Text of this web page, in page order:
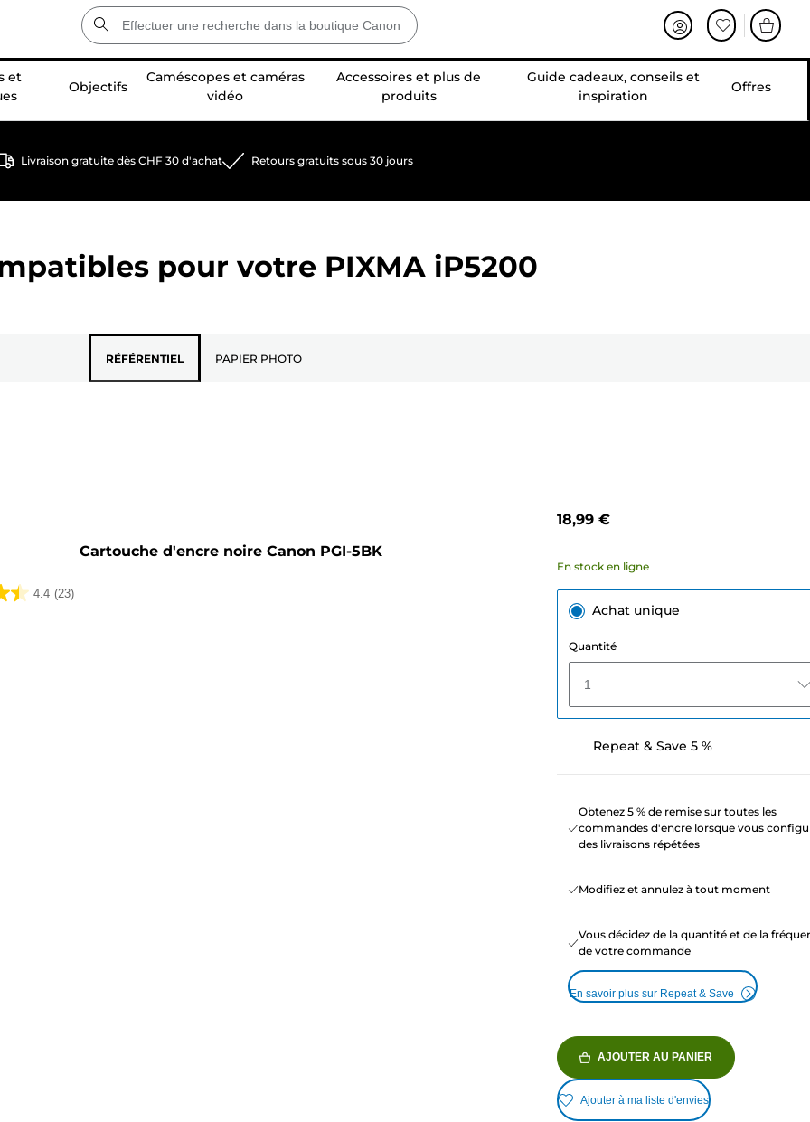
et
Objectifs
Caméscopes et caméras
vidéo
Accessoires et plus de
produits
Guide cadeaux, conseils et
inspiration
Offres
Livraison gratuite dès CHF 30 d'achat Retours gratuits sous 30 jours
pour votre PIXMA iP5200
RÉFÉRENTIEL PAPIER PHOTO
Cartouche d'encre noire Canon PGI-5BK
4.4 (23)
18,99 €
En stock en ligne
Achat unique
Quantité
1
Repeat & Save 5 %
Obtenez 5 % de remise sur toutes les
commandes d'encre lorsque vous
des livraisons répétées
Modifiez et annulez à tout moment
Vous décidez de la quantité et de la
de votre commande
En savoir plus sur Repeat & Save
AJOUTER AU PANIER
Ajouter à ma liste d'envies